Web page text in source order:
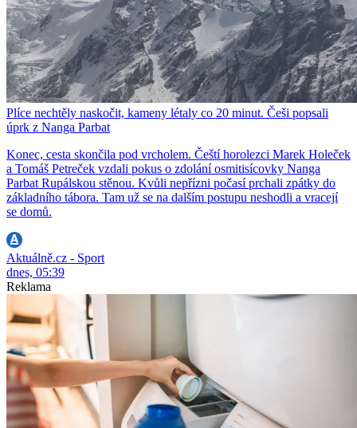
Plíce nechtěly naskočit, kameny létaly co 20 minut. Češi popsali
úprk z Nanga Parbat
Konec, cesta skončila pod vrcholem. Čeští horolezci Marek Holeček
a Tomáš Petreček vzdali pokus o zdolání osmitisícovky Nanga
Parbat Rupálskou stěnou. Kvůli nepřízni počasí prchali zpátky do
základního tábora. Tam už se na dalším postupu neshodli a vracejí
se domů.
Aktuálně.cz - Sport
dnes, 05:39
Reklama